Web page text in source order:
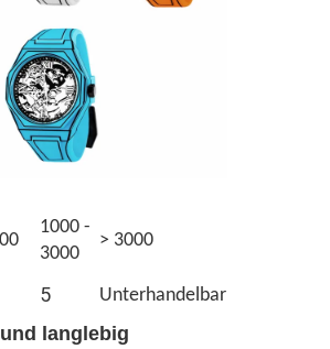
1000 -
3000
> 3000
5 Unterhandelbar
langlebig